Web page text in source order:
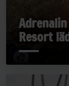
Resort
„Late